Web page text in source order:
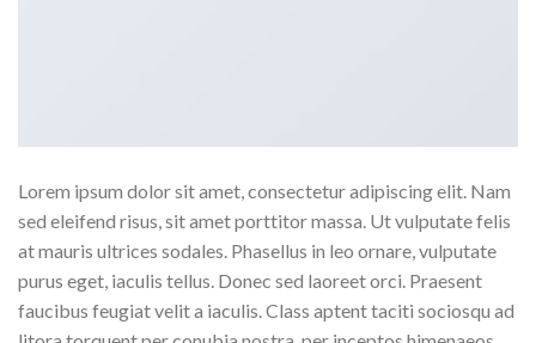
Lorem ipsum dolor sit amet, consectetur adipiscing elit. Nam
sed eleifend risus, sit amet porttitor massa. Ut vulputate felis
at mauris ultrices sodales. Phasellus in leo ornare, vulputate
purus eget, iaculis tellus. Donec sed laoreet orci. Praesent
faucibus feugiat velit a iaculis. Class aptent taciti sociosqu ad